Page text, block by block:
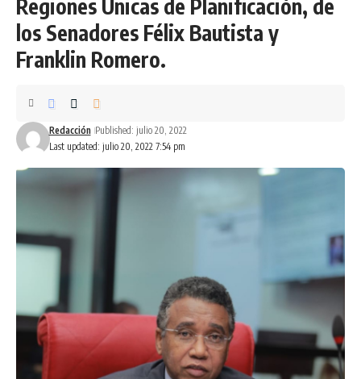
Regiones Únicas de Planificación, de
los Senadores Félix Bautista y
Franklin Romero.
Last updated: julio 20, 2022 7:54 pm
Redacción Published: julio 20, 2022